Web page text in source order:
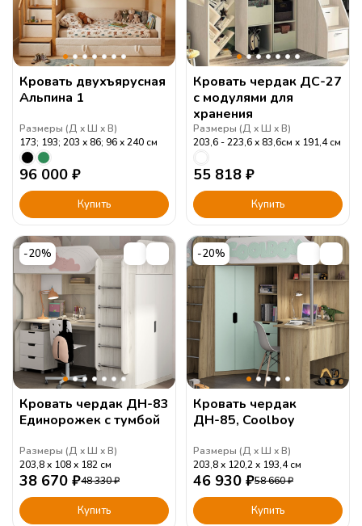
Кровать двухъярусная
Альпина 1
Размеры (Д Ш В)
173; 193; 203
86; 96 240 см
96 000 ₽
Купить
Кровать чердак ДС-27
с модулями для
хранения
Размеры (Д Ш В)
203,6 - 223,6
83,6см 191,4 см
55 818 ₽
Купить
-20%
Кровать чердак ДН-83
Единорожек с тумбой
Размеры (Д Ш В)
203,8
108 182 см
38 670 ₽48 330₽
Купить
-20%
Кровать чердак
ДН-85, Coolboy
Размеры (Д Ш В)
203,8
120,2 193,4 см
46 930 ₽58 660₽
Купить